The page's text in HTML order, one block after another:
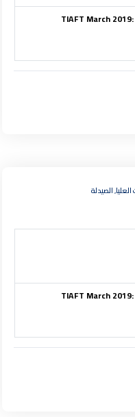
TIAFT March
الصيدلة
TIAFT March